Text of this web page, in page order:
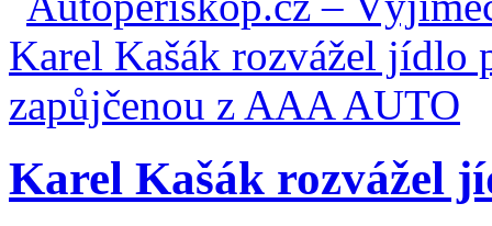
Karel Kašák rozvážel